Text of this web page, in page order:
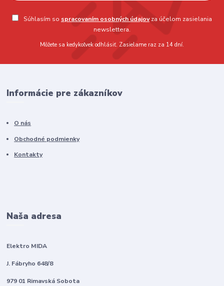
Súhlasím so spracovaním osobných údajovza účelom zasielania
newslettera.
Môžete sa kedykoľvek odhlásiť. Zasielame raz za 14 dní.
Informácie pre zákazníkov
O nás
Obchodné podmienky
Kontakty
Naša adresa
Elektro MIDA
J. Fábryho 648/8
979 01 Rimavská Sobota